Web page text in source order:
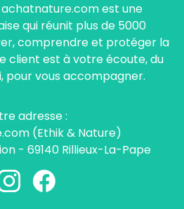
achatnature.com est une
qui réunit plus de 5000
comprendre et protéger la
client est à votre écoute, du
pour vous accompagner.
adresse :
(Ethik & Nature)
- 69140 Rillieux-La-Pape